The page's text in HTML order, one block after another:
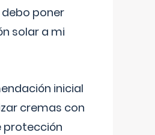
poner
solar a mi
inicial
cremas con
protección